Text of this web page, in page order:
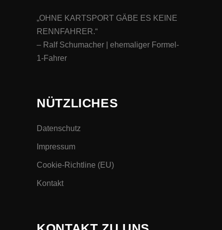
„OHNE KARTSPORT GÄBE ES KEINE
RENNFAHRER.“
– Ralf Schumacher | ehemaliger Formel-
1-Fahrer
NÜTZLICHES
Datenschutz
Impressum
Cookie-Richtline (EU)
Kontakt